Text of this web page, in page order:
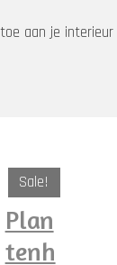
aan je
Sale!
Plan
tenh